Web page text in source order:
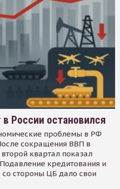
России остановился
проблемы в РФ
сокращения ВВП в
квартал показал
кредитования и
со стороны ЦБ дало свои